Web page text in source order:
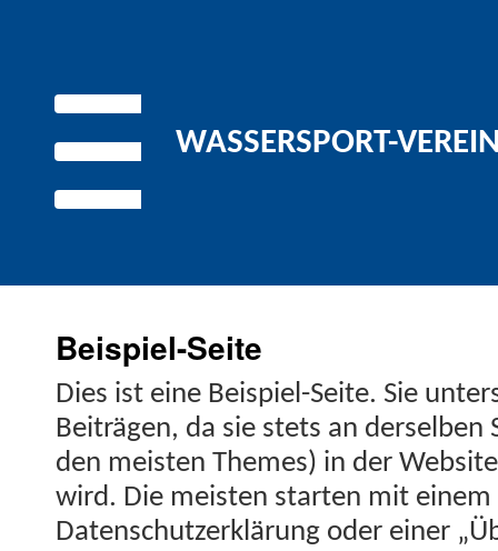
WASSERSPORT-
Beispiel-Seite
Dies ist eine Beispiel-Seite. Sie
Beiträ­gen, da sie stets an der­sel­ben
den meis­ten Themes) in der
wird. Die meis­ten starten mit
Daten­schutzerk­lärung oder ein­er